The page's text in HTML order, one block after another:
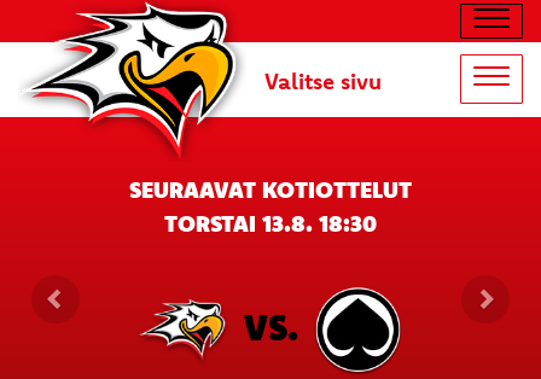
Valitse sivu
SEURAAVAT KOTIOTTELUT
TORSTAI 13.8. 18:30
VS.